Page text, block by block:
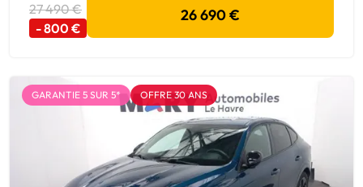
27 490 €
- 800 €
26 690 €
GARANTIE 5 SUR 5* OFFRE 30 ANS